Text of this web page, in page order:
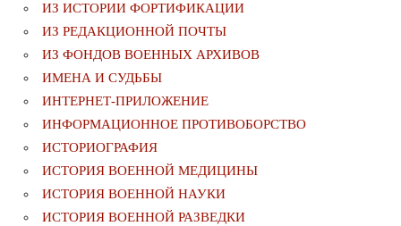
ИЗ ИСТОРИИ ФОРТИФИКАЦИИ
ИЗ РЕДАКЦИОННОЙ ПОЧТЫ
ИЗ ФОНДОВ ВОЕННЫХ АРХИВОВ
ИМЕНА И СУДЬБЫ
ИНТЕРНЕТ-ПРИЛОЖЕНИЕ
ИНФОРМАЦИОННОЕ ПРОТИВОБОРСТВО
ИСТОРИОГРАФИЯ
ИСТОРИЯ ВОЕННОЙ МЕДИЦИНЫ
ИСТОРИЯ ВОЕННОЙ НАУКИ
ИСТОРИЯ ВОЕННОЙ РАЗВЕДКИ